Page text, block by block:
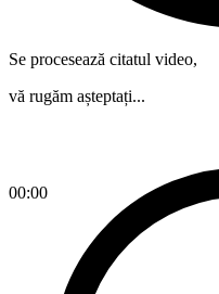
00:00
Se procesează citatul video,
vă rugăm așteptați...